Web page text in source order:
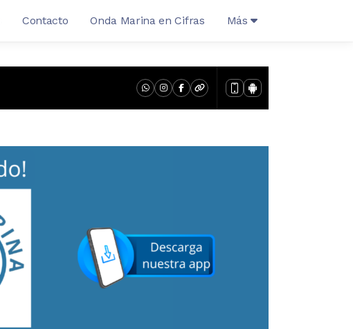
Contacto Onda Marina en Cifras Más